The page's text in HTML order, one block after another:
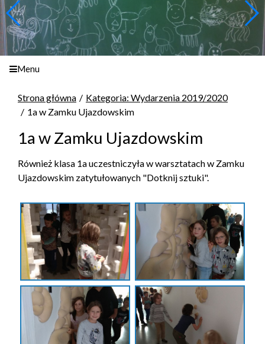
Menu
Strona główna
Kategoria: Wydarzenia 2019/2020
1a w Zamku Ujazdowskim
1a w Zamku Ujazdowskim
Również klasa 1a uczestniczyła w warsztatach w Zamku
Ujazdowskim zatytułowanych "Dotknij sztuki".